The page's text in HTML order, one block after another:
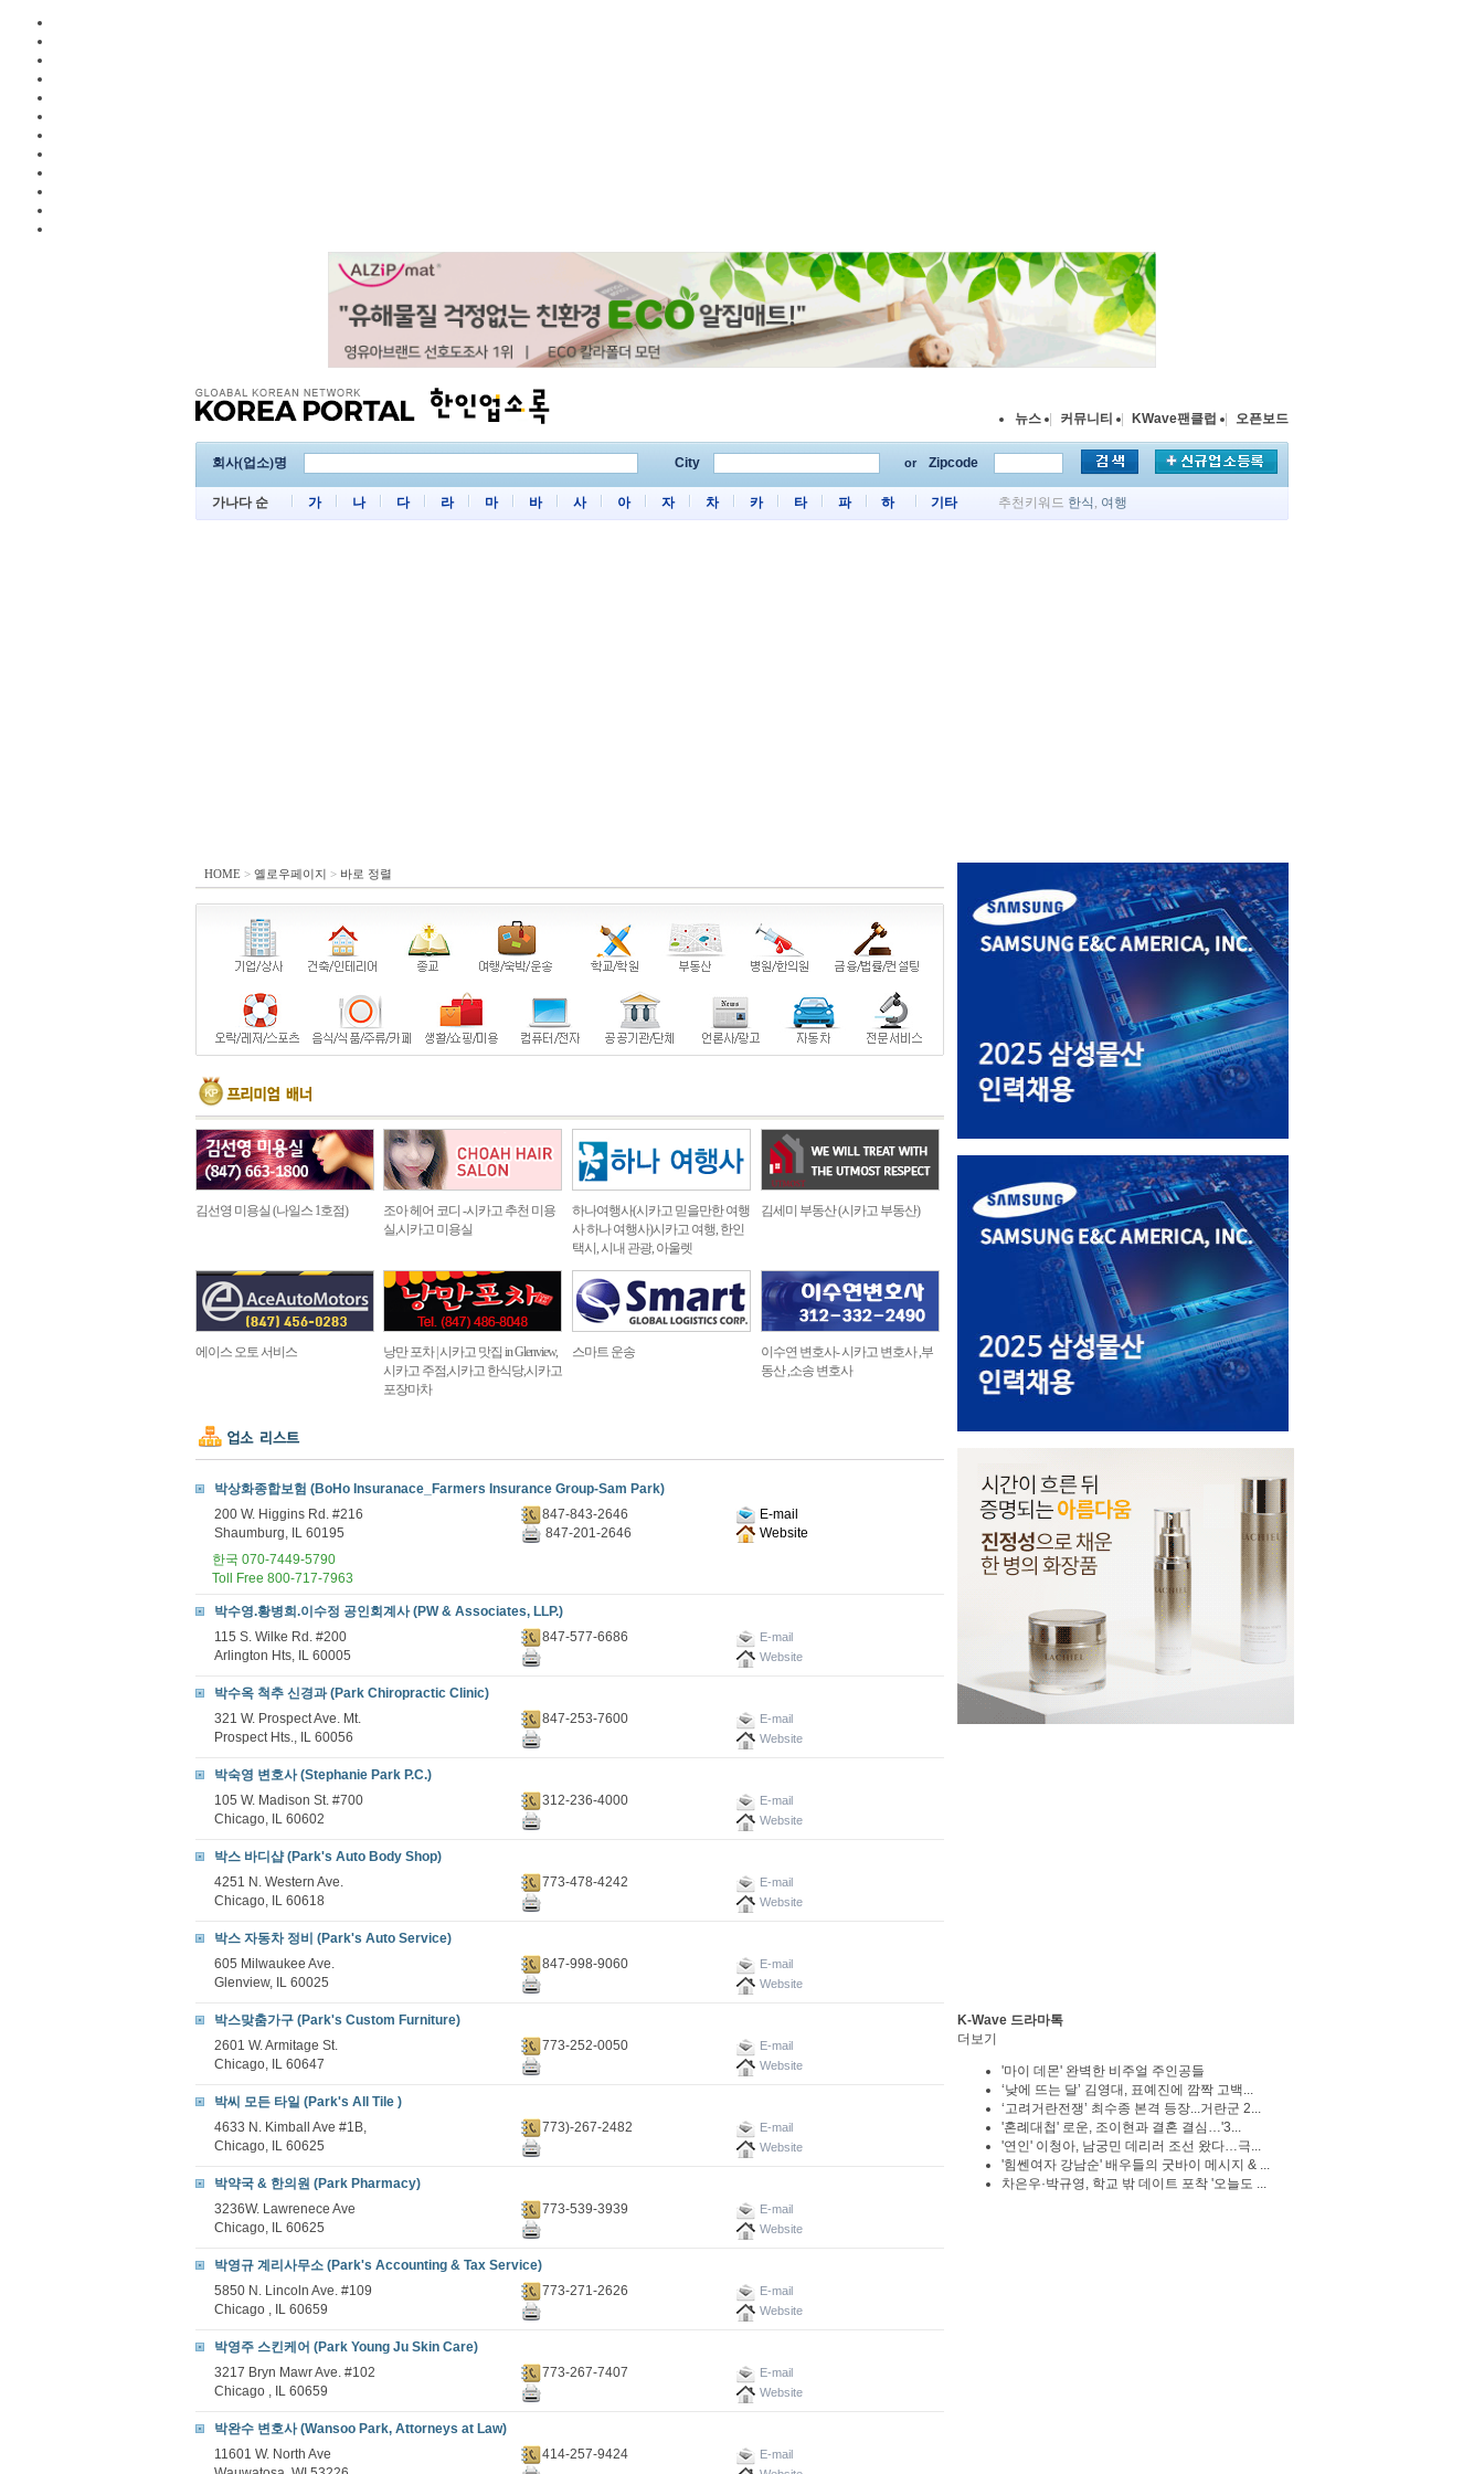
뉴스 커뮤니티 KWave팬클럽 오픈보드
회사(업소)명 City or Zipcode
가나다 순 가 나 다 라 마 바 사 아 자 차 카 타 파 하 기타 추천키워드 한식 , 여행
HOME > 옐로우페이지 > 바로 정렬
김선영 미용실 (나일스 1호점)
조아 헤어 코디 -시카고 추천 미용
실,시카고 미용실
하나여행사(시카고 믿을만한 여행
사 하나 여행사)시카고 여행, 한인
택시, 시내 관광, 아울렛
김세미 부동산 (시카고 부동산)
에이스 오토 서비스
낭만 포차 | 시카고 맛집 in Glenview,
시카고 주점,시카고 한식당,시카고
포장마차
스마트 운송
이수연 변호사- 시카고 변호사 ,부
동산 ,소송 변호사
박상화종합보험 (BoHo Insuranace_Farmers Insurance Group-Sam Park)
200 W. Higgins Rd. #216
Shaumburg, IL 60195
847-843-2646
E-mail
847-201-2646
Website
한국 070-7449-5790
Toll Free 800-717-7963
박수영.황병희.이수정 공인회계사 (PW & Associates, LLP.)
115 S. Wilke Rd. #200
Arlington Hts, IL 60005
847-577-6686
E-mail
Website
박수옥 척추 신경과 (Park Chiropractic Clinic)
321 W. Prospect Ave. Mt.
Prospect Hts., IL 60056
847-253-7600
E-mail
Website
박숙영 변호사 (Stephanie Park P.C.)
105 W. Madison St. #700
Chicago, IL 60602
312-236-4000
E-mail
Website
박스 바디샵 (Park's Auto Body Shop)
4251 N. Western Ave.
Chicago, IL 60618
773-478-4242
E-mail
Website
박스 자동차 정비 (Park's Auto Service)
605 Milwaukee Ave.
Glenview, IL 60025
847-998-9060
E-mail
Website
박스맞춤가구 (Park's Custom Furniture)
2601 W. Armitage St.
Chicago, IL 60647
773-252-0050
E-mail
Website
박씨 모든 타일 (Park's All Tile )
4633 N. Kimball Ave #1B,
Chicago, IL 60625
773)-267-2482
E-mail
Website
박약국 & 한의원 (Park Pharmacy)
3236W. Lawrenece Ave
Chicago, IL 60625
773-539-3939
E-mail
Website
박영규 계리사무소 (Park's Accounting & Tax Service)
5850 N. Lincoln Ave. #109
Chicago , IL 60659
773-271-2626
E-mail
Website
박영주 스킨케어 (Park Young Ju Skin Care)
3217 Bryn Mawr Ave. #102
Chicago , IL 60659
773-267-7407
E-mail
Website
박완수 변호사 (Wansoo Park, Attorneys at Law)
11601 W. North Ave
414-257-9424
E-mail
K-Wave 드라마톡
더보기
'마이 데몬' 완벽한 비주얼 주인공들
‘낮에 뜨는 달’ 김영대, 표예진에 깜짝 고백...
‘고려거란전쟁’ 최수종 본격 등장...거란군 2...
'혼례대첩' 로운, 조이현과 결혼 결심…'3...
'연인' 이청아, 남궁민 데리러 조선 왔다…극...
'힘쎈여자 강남순' 배우들의 굿바이 메시지 & ...
차은우·박규영, 학교 밖 데이트 포착 '오늘도 ...